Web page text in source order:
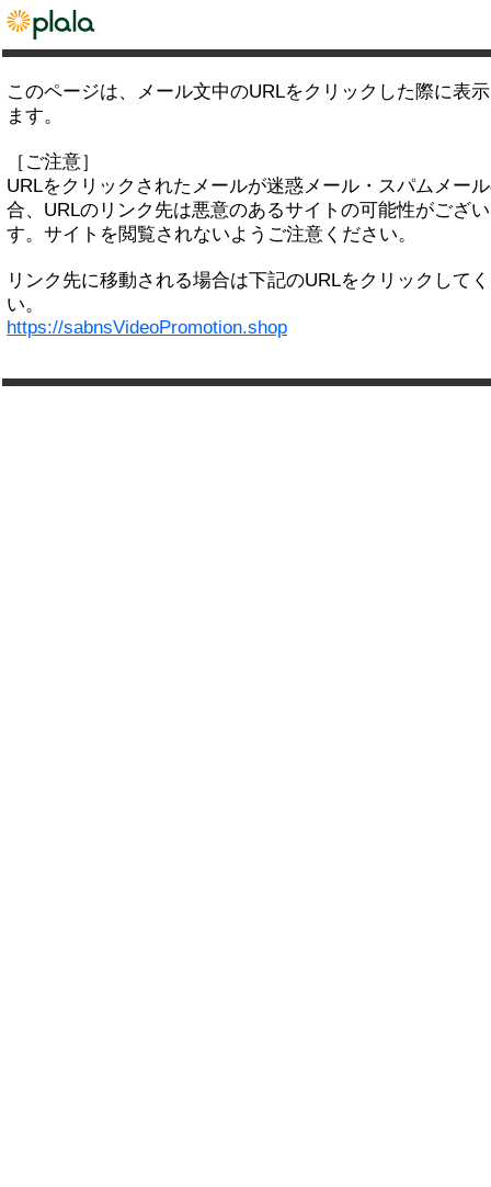
このページは、メール文中のURLをクリックした際に表
ます。
［ご注意］
URLをクリックされたメールが迷惑メール・スパムメー
合、URLのリンク先は悪意のあるサイトの可能性がござ
す。サイトを閲覧されないようご注意ください。
リンク先に移動される場合は下記のURLをクリックして
い。
https://sabnsVideoPromotion.shop